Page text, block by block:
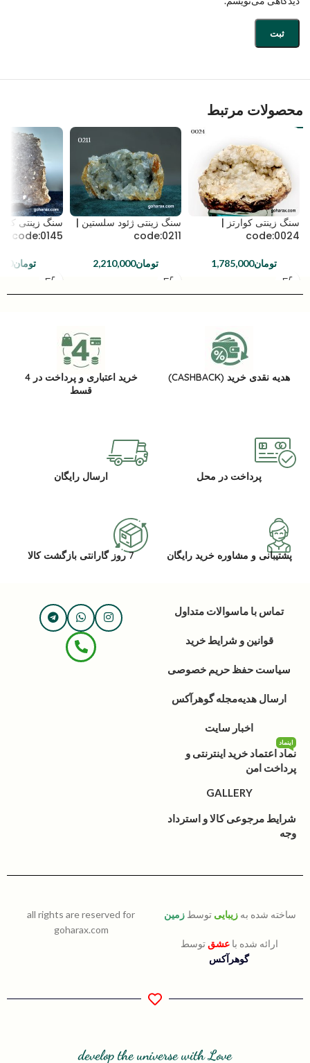
محصولات مرتبط
سنگ زینتی کوارتز |
code:0024
تومان1,785,000
سنگ زینتی ژئود سلستین |
code:0211
تومان2,210,000
سنگ زینتی
code:0145
تومان
هدیه نقدی خرید (CASHBACK)
خرید اعتباری و پرداخت در 4
قسط
پرداخت در محل ارسال رایگان
پشتیبانی و مشاوره خرید رایگان 7 روز گارانتی بازگشت کالا
تماس با ماسوالات متداول
قوانین و شرایط خرید
سیاست حفظ حریم خصوصی
ارسال هدیهمجله گوهرآکس
اخبار سایت
نماد اعتماد خرید اینترنتی و
پرداخت امن
اینماد
GALLERY
شرایط مرجوعی کالا و استرداد
وجه
ساخته شده به زیبایی توسط زمین
ارائه شده باعشق توسط
گوهرآکس
all rights are reserved for
goharax.com
develop the universe with Love